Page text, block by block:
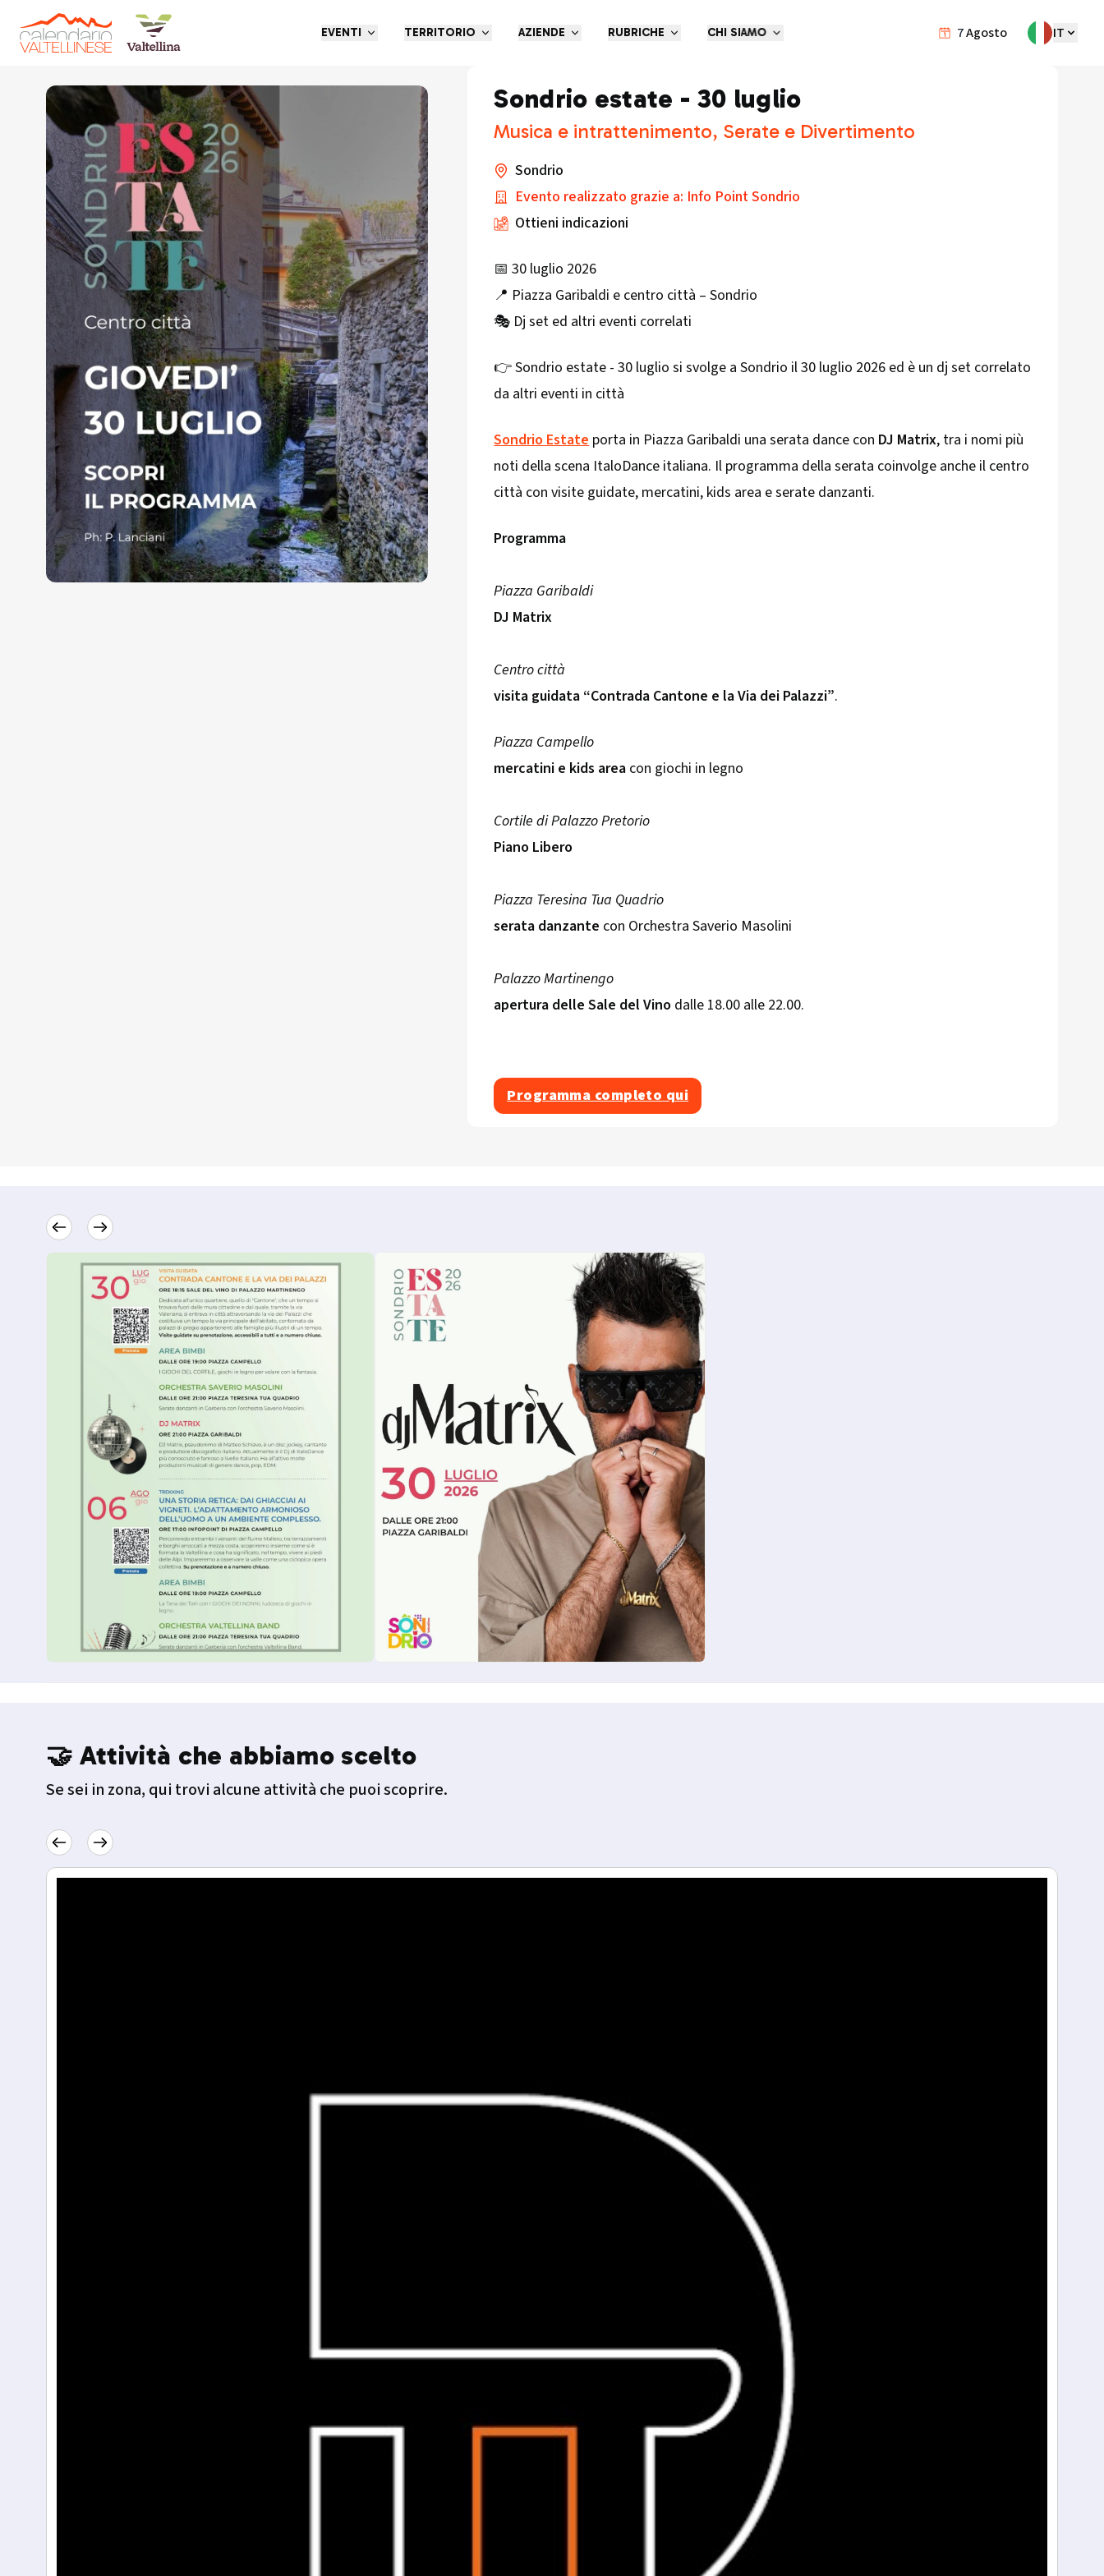
7Agosto IT
EVENTI TERRITORIO AZIENDE RUBRICHE CHI SIAMO
Torna indietro
Sondrio estate - 30 luglio
Musica e intrattenimento, Serate e Divertimento
Sondrio
Evento realizzato grazie a: Info Point Sondrio
Ottieni indicazioni
📅 30 luglio 2026
📍 Piazza Garibaldi e centro città – Sondrio
🎭 Dj set ed altri eventi correlati
👉 Sondrio estate - 30 luglio si svolge a Sondrio il 30 luglio 2026 ed è un dj set correlato
da altri eventi in città
Sondrio Estateporta in Piazza Garibaldi una serata dance con DJ Matrix, tra i nomi più
noti della scena ItaloDance italiana. Il programma della serata coinvolge anche il centro
città con visite guidate, mercatini, kids area e serate danzanti.
Programma
Piazza Garibaldi
DJ Matrix
Centro città
visita guidata “Contrada Cantone e la Via dei Palazzi”.
Piazza Campello
mercatini e kids area con giochi in legno
Cortile di Palazzo Pretorio
Piano Libero
Piazza Teresina Tua Quadrio
serata danzante con Orchestra Saverio Masolini
Palazzo Martinengo
apertura delle Sale del Vino dalle 18.00 alle 22.00.
Programma completo qui
🤝 Attività che abbiamo scelto
Se sei in zona, qui trovi alcune attività che puoi scoprire.